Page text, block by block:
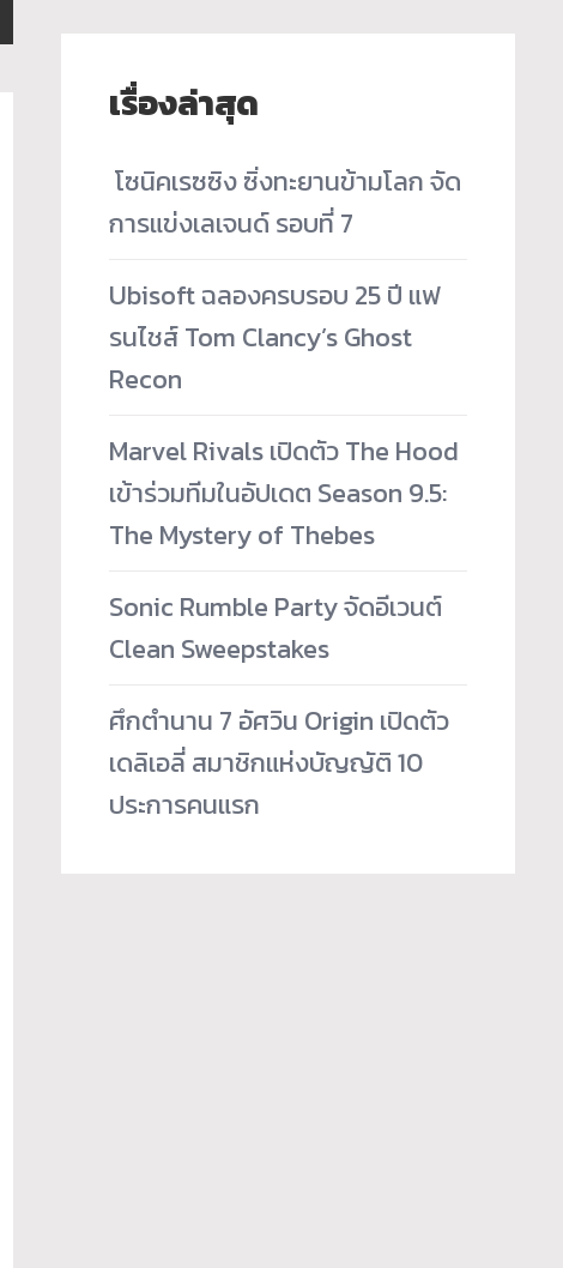
เรื่องล่าสุด
­ โซนิคเรซซิง ซิ่งทะยานข้ามโลก จัด
การแข่งเลเจนด์ รอบที่ 7
Ubisoft ฉลองครบรอบ 25 ปี แฟ
รนไชส์ Tom Clancy’s Ghost
Recon
Marvel Rivals เปิดตัว The Hood
เข้าร่วมทีมในอัปเดต Season 9.5:
The Mystery of Thebes
Sonic Rumble Party จัดอีเวนต์
Clean Sweepstakes
ศึกตำนาน 7 อัศวิน Origin เปิดตัว
เดลิเอลี่ สมาชิกแห่งบัญญัติ 10
ประการคนแรก